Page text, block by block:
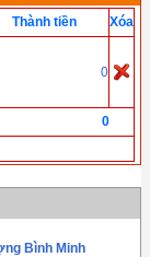
Thành tiền Xóa
0
0
Bình Minh